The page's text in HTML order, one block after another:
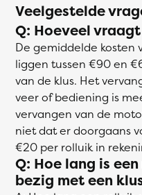
Veelgestelde
Q: Hoeveel
De gemiddelde kosten
liggen tussen €90 en
van de klus. Het
veer of bediening is
vervangen van de
niet dat er doorgaans
€20 per rolluik in
Q: Hoe lang is
bezig met een